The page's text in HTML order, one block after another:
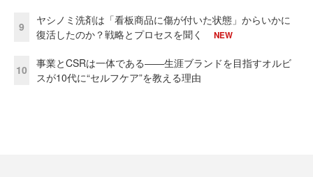
9
ヤシノミ洗剤は「看板商品に傷が付いた状態」からいかに
復活したのか？戦略とプロセスを聞く
NEW
10
事業とCSRは一体である――生涯ブランドを目指すオルビ
スが10代に“セルフケア”を教える理由